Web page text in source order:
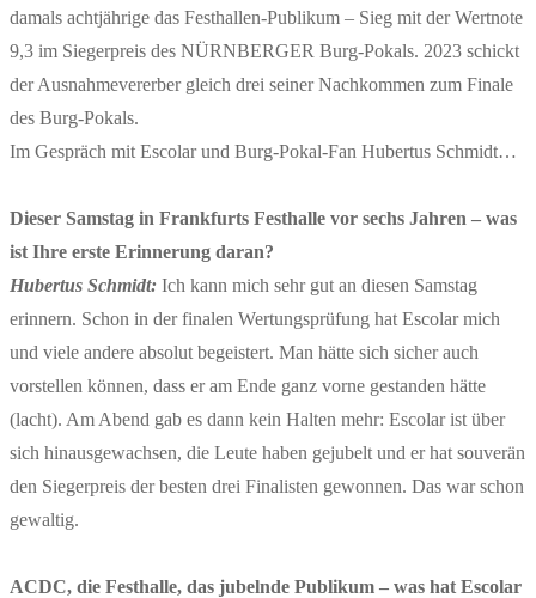
damals achtjährige das Festhallen-Publikum – Sieg mit der Wertnote
9,3 im Siegerpreis des NÜRNBERGER Burg-Pokals. 2023 schickt
der Ausnahmevererber gleich drei seiner Nachkommen zum Finale
des Burg-Pokals.
Im Gespräch mit Escolar und Burg-Pokal-Fan Hubertus Schmidt…
Dieser Samstag in Frankfurts Festhalle vor sechs Jahren – was
ist Ihre erste Erinnerung daran?
Hubertus Schmidt: Ich kann mich sehr gut an diesen Samstag
erinnern. Schon in der finalen Wertungsprüfung hat Escolar mich
und viele andere absolut begeistert. Man hätte sich sicher auch
vorstellen können, dass er am Ende ganz vorne gestanden hätte
(lacht). Am Abend gab es dann kein Halten mehr: Escolar ist über
sich hinausgewachsen, die Leute haben gejubelt und er hat souverän
den Siegerpreis der besten drei Finalisten gewonnen. Das war schon
gewaltig.
ACDC, die Festhalle, das jubelnde Publikum – was hat Escolar